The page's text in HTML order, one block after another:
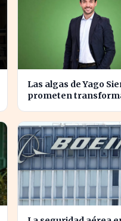
Las algas de Yago
prometen